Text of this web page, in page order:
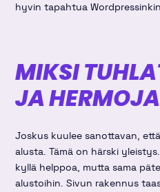
hyvin tapahtua
MIKSI
JA
Joskus kuulee sanottavan,
alusta. Tämä on härski
kyllä helppoa, mutta sama
alustoihin. Sivun rakennus